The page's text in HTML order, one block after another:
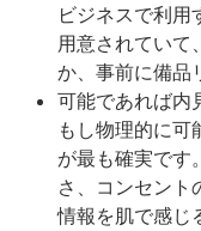
ビジネスで利用
用意されていて
か、事前に備品
可能であれば内
もし物理的に可
が最も確実です
さ、コンセント
情報を肌で感じ